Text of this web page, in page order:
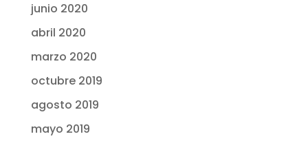
junio 2020
abril 2020
marzo 2020
octubre 2019
agosto 2019
mayo 2019